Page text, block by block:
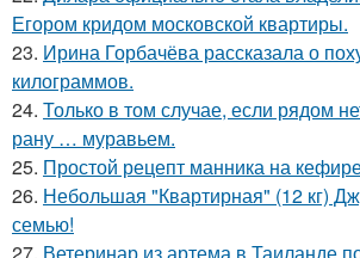
Егором кридом московской квартиры.
23. Ирина Горбачёва рассказала о
килограммов.
24. Только в том случае, если рядом
рану … муравьем.
25. Простой рецепт манника на
26. Небольшая "Квартирная" (12 кг)
семью!